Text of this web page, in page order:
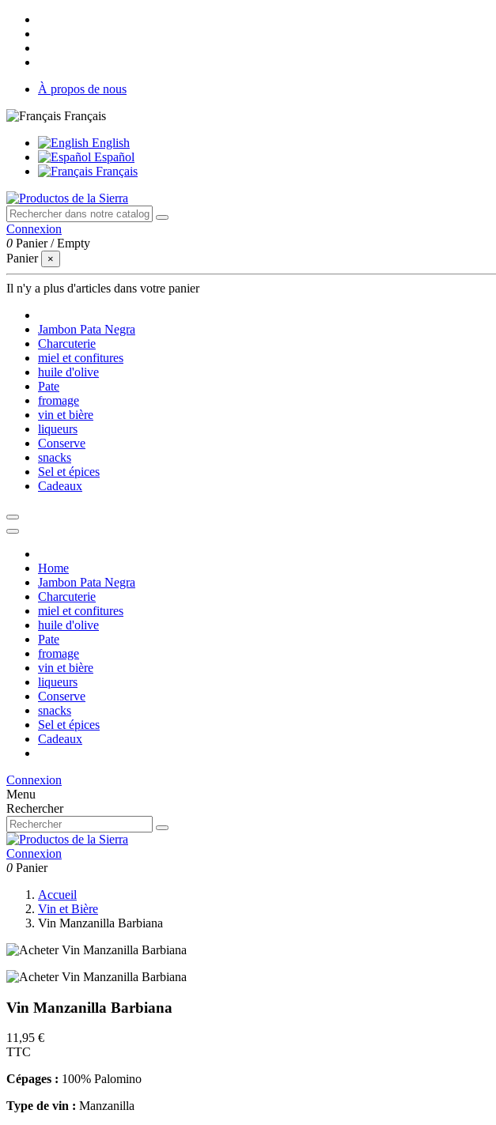
À propos de nous
Français
English
Español
Français
Connexion
0 Panier /Empty
Panier
×
Il n'y a plus d'articles dans votre panier
Jambon Pata Negra
Charcuterie
miel et confitures
huile d'olive
Pate
fromage
vin et bière
liqueurs
Conserve
snacks
Sel et épices
Cadeaux
Home
Jambon Pata Negra
Charcuterie
miel et confitures
huile d'olive
Pate
fromage
vin et bière
liqueurs
Conserve
snacks
Sel et épices
Cadeaux
Connexion
Menu
Rechercher
Connexion
0 Panier
Accueil
Vin et Bière
Vin Manzanilla Barbiana
Vin Manzanilla Barbiana
11,95 €
TTC
Cépages : 100% Palomino
Type de vin : Manzanilla